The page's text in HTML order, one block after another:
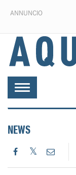
ANNUNCIO
Toggle
navigation
NEWS